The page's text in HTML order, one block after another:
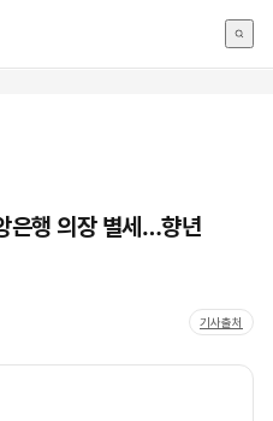
은행 의장 별세…향년
기사출처